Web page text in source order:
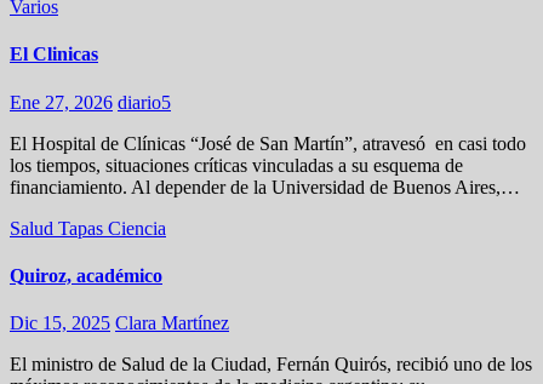
Varios
El Clinicas
Ene 27, 2026 diario5
El Hospital de Clínicas “José de San Martín”, atravesó en casi todo
los tiempos, situaciones críticas vinculadas a su esquema de
financiamiento. Al depender de la Universidad de Buenos Aires,…
Salud Tapas Ciencia
Quiroz, académico
Dic 15, 2025 Clara Martínez
El ministro de Salud de la Ciudad, Fernán Quirós, recibió uno de los